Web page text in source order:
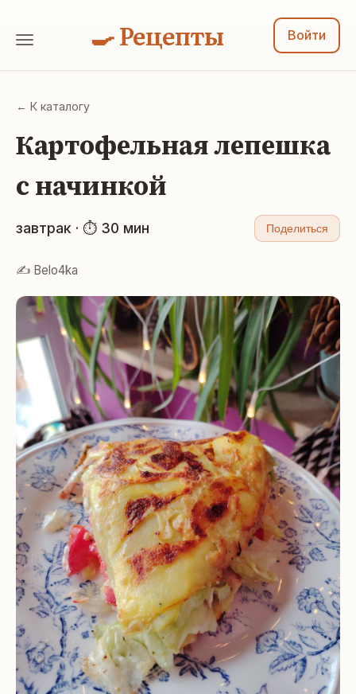
🍳 Рецепты Войти
← К каталогу
Картофельная лепешка
с начинкой
завтрак · ⏱ 30 мин Поделиться
✍️ Belo4ka